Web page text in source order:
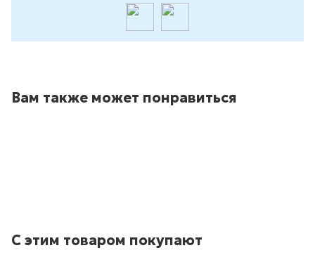
Вам также может понравиться
С этим товаром покупают